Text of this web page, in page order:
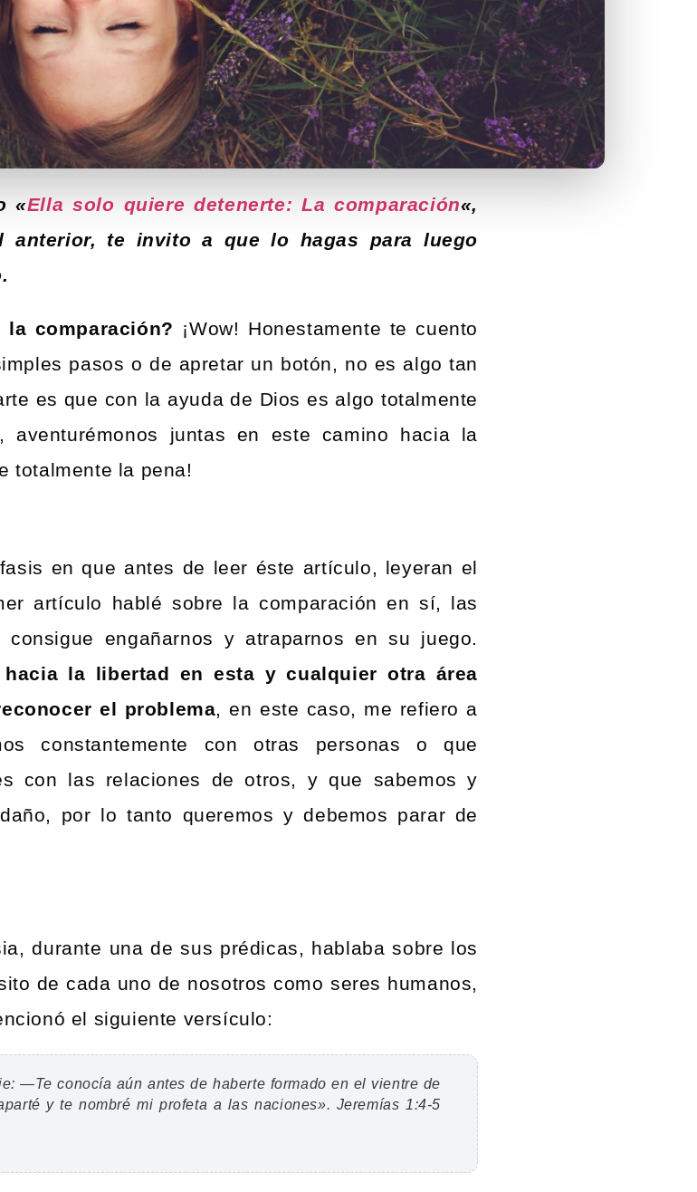
«Ella solo quiere detenerte: La comparación«,
te invito a que lo hagas para luego
comparación? ¡Wow! Honestamente te cuento
pasos o de apretar un botón, no es algo tan
es que con la ayuda de Dios es algo totalmente
aventurémonos juntas en este camino hacia la
totalmente la pena!
en que antes de leer éste artículo, leyeran el
artículo hablé sobre la comparación en sí, las
engañarnos y atraparnos en su juego.
la libertad en esta y cualquier otra área
el problema, en este caso, me refiero a
constantemente con otras personas o que
con las relaciones de otros, y que sabemos y
por lo tanto queremos y debemos parar de
durante una de sus prédicas, hablaba sobre los
de cada uno de nosotros como seres humanos,
el siguiente versículo:
—Te conocía aún antes de haberte formado en el vientre de
y te nombré mi profeta a las naciones». Jeremías 1:4-5